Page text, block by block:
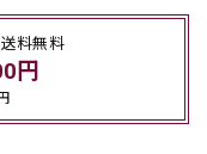
料無料
円